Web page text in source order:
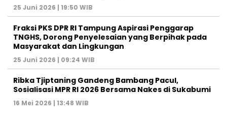
25 Juni 2026 | 19:50 WIB
‎Fraksi PKS DPR RI Tampung Aspirasi Penggarap
TNGHS, Dorong Penyelesaian yang Berpihak pada
Masyarakat dan Lingkungan‎
25 Juni 2026 | 09:24 WIB
Ribka Tjiptaning Gandeng Bambang Pacul,
Sosialisasi MPR RI 2026 Bersama Nakes di Sukabumi
16 Mei 2026 | 13:48 WIB